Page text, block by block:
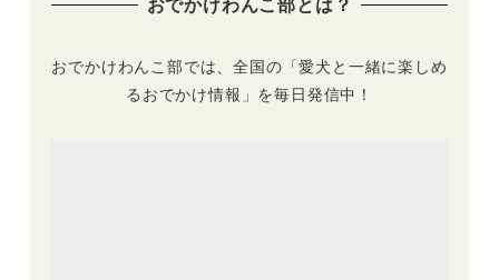
かけレポートあり）
おでかけわんこ部では、全国の「愛犬と一緒に楽しめ
るおでかけ情報」を毎日発信中！